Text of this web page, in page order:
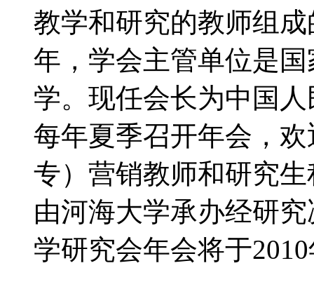
教学和研究的教师组
年，学会主管单位是
学。现任会长为中国
每年夏季召开年会，
专）营销教师和研究
由河海大学承办经研
学研究会年会将于